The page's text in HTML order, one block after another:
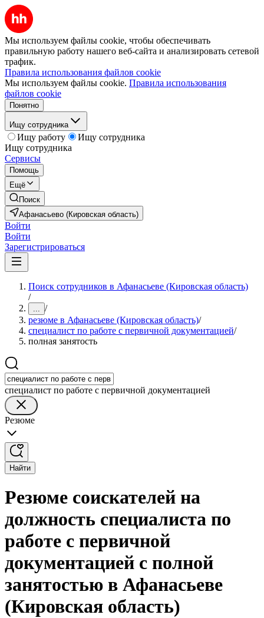
Мы используем файлы cookie, чтобы обеспечивать
правильную работу нашего веб-сайта и анализировать сетевой
трафик.
Правила использования файлов cookie
Мы используем файлы cookie. Правила использования
файлов cookie
Понятно
Ищу сотрудника
Ищу работу
Ищу сотрудника
Ищу сотрудника
Сервисы
Помощь
Ещё
Поиск
Афанасьево (Кировская область)
Войти
Войти
Зарегистрироваться
Поиск сотрудников в Афанасьеве (Кировская область)
/
... /
резюме в Афанасьеве (Кировская область)/
специалист по работе с первичной документацией/
полная занятость
специалист по работе с первичной документацией
Резюме
Найти
Резюме соискателей на
должность специалиста по
работе с первичной
документацией с полной
занятостью в Афанасьеве
(Кировская область)